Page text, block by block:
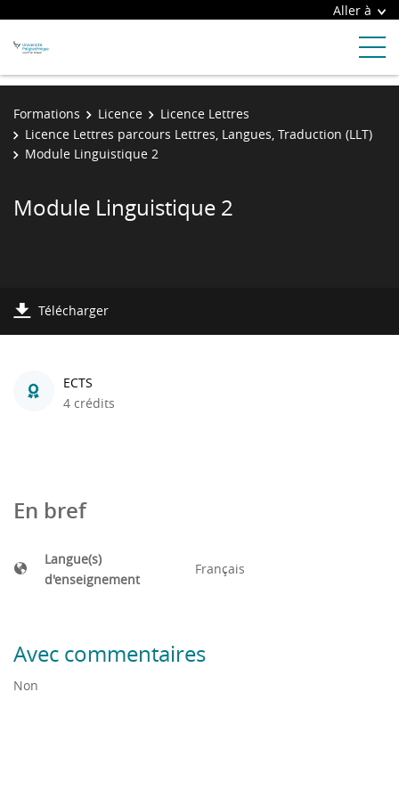
Aller à
Formations Licence
Licence Lettres
Licence Lettres parcours Lettres, Langues, Traduction (LLT)
Module Linguistique 2
Module Linguistique 2
Télécharger
ECTS
4 crédits
En bref
Langue(s)
d'enseignement
Français
Avec commentaires
Non